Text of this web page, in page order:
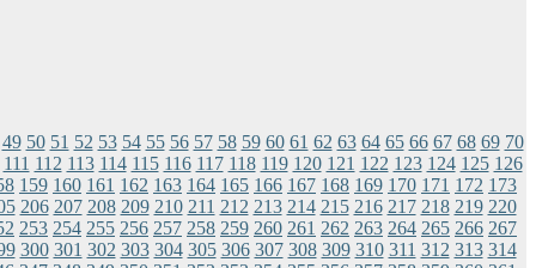
49 50 51 52 53 54 55 56 57 58 59 60 61 62 63 64 65 66 67 68 69 70
111 112 113 114 115 116 117 118 119 120 121 122 123 124 125 126
159 160 161 162 163 164 165 166 167 168 169 170 171 172 173
206 207 208 209 210 211 212 213 214 215 216 217 218 219 220
253 254 255 256 257 258 259 260 261 262 263 264 265 266 267
300 301 302 303 304 305 306 307 308 309 310 311 312 313 314